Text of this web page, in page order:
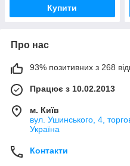
Купити
Про нас
93% позитивних з 268
Працює з 10.02.2013
м. Київ
вул. Ушинського, 4,
Україна
Контакти